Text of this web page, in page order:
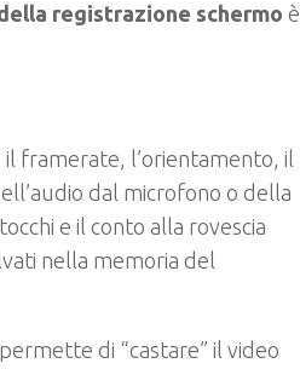
registrazione schermo è
framerate, l’orientamento, il
dal microfono o della
e il conto alla rovescia
nella memoria del
di “castare” il video